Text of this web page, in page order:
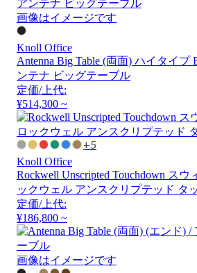
画像はイメージです
Knoll Office
Antenna Big Table (両面) ハイタイプ
ンテナ ビッグテーブル
定価/上代:
¥514,300 ~
+5
Knoll Office
Rockwell Unscripted Touchdown スウ
ックウェル アンスクリプテッド タ
定価/上代:
¥186,800 ~
画像はイメージです